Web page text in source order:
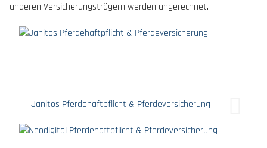
anderen Versicherungsträgern werden angerechnet.
Janitos Pferdehaftpflicht & Pferdeversicherung